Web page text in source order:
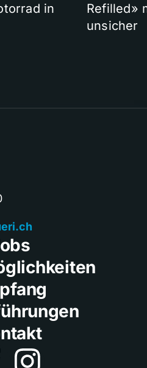
in
Refilled»
unsicher